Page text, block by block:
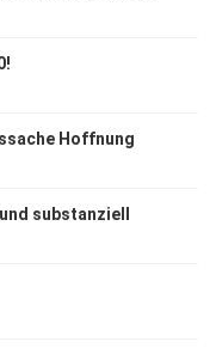
Hoffnung
substanziell